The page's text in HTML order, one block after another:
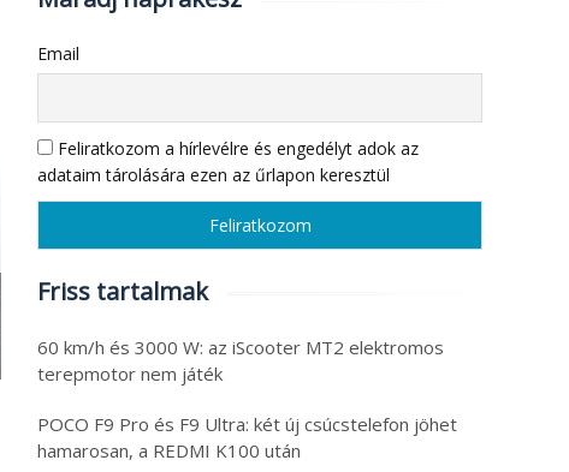
Email
Feliratkozom a hírlevélre és engedélyt adok az
adataim tárolására ezen az űrlapon keresztül
Friss tartalmak
60 km/h és 3000 W: az iScooter MT2 elektromos
terepmotor nem játék
POCO F9 Pro és F9 Ultra: két új csúcstelefon jöhet
hamarosan, a REDMI K100 után